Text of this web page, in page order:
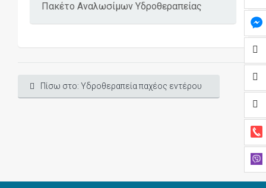
Πακέτο Αναλωσίμων Υδροθεραπείας
Πίσω στο: Υδροθεραπεία παχέος εντέρου